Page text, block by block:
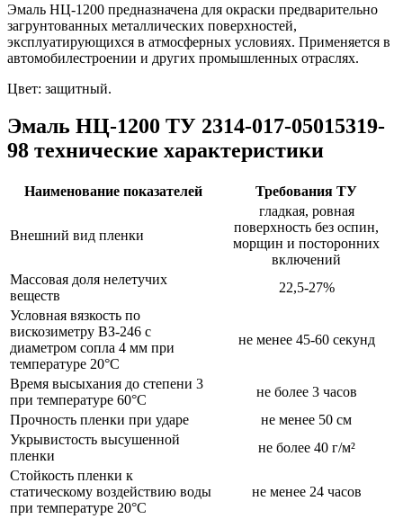
Эмаль НЦ-1200 предназначена для окраски предварительно
загрунтованных металлических поверхностей,
эксплуатирующихся в атмосферных условиях. Применяется в
автомобилестроении и других промышленных отраслях.
Цвет: защитный.
Эмаль НЦ-1200 ТУ 2314-017-05015319-
98 технические характеристики
Наименование показателей Требования ТУ
Внешний вид пленки
гладкая, ровная
поверхность без оспин,
морщин и посторонних
включений
Массовая доля нелетучих
веществ
22,5-27%
Условная вязкость по
вискозиметру ВЗ-246 с
диаметром сопла 4 мм при
температуре 20°C
не менее 45-60 секунд
Время высыхания до степени 3
при температуре 60°C
не более 3 часов
Прочность пленки при ударе
не менее 50 см
Укрывистость высушенной
пленки
не более 40 г/м²
Стойкость пленки к
статическому воздействию воды
при температуре 20°C
не менее 24 часов